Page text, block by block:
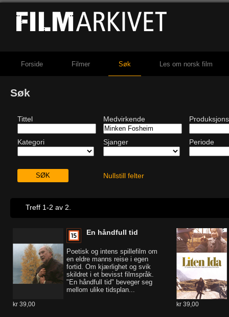
Forside Filmer Søk Les om norsk film
Søk
Tittel Medvirkende
Kategori Sjanger Periode
Nullstill felter
Treff 1-2 av 2.
En håndfull tid
Poetisk og intens spillefilm om
en eldre manns reise i egen
fortid. Om kjærlighet og svik
skildret i et bevisst filmspråk.
"En håndfull tid" beveger seg
mellom ulike tidsplan...
kr 39,00 kr 39,00